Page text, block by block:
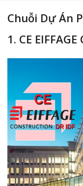
Chuỗi Dự Án
1. CE